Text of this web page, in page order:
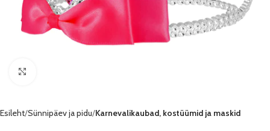
Esileht Sünnipäev ja pidu Karnevalikaubad, kostüümid ja maskid